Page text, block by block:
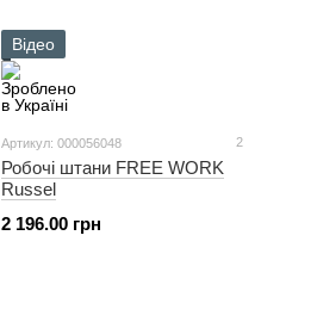
Відео
Артикул: 000056048 2
Робочі штани FREE WORK
Russel
2 196.00 грн